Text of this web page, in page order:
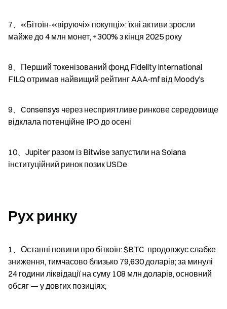
7、«Бітоїн-«віруючі» покупці»: їхні активи зросли
майже до 4 млн монет, +300% з кінця 2025 року
8、Перший токенізований фонд Fidelity International
FILQ отримав найвищий рейтинг AAA-mf від Moody’s
9、Consensys через несприятливе ринкове середовище
відклала потенційне IPO до осені
10、Jupiter разом із Bitwise запустили на Solana
інституційний ринок позик USDe
Рух ринку
1、Останні новини про біткоїн: $BTC  продовжує слабке
зниження, тимчасово близько 79,630 доларів; за минулі
24 години ліквідації на суму 108 млн доларів, основний
обсяг — у довгих позиціях;